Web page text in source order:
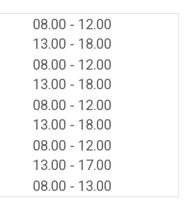
08.00 tot
- 12.00
13.00 tot
- 18.00
08.00 tot
- 12.00
13.00 tot
- 18.00
08.00 tot
- 12.00
13.00 tot
- 18.00
08.00 tot
- 12.00
13.00 tot
- 17.00
08.00 - 13.00